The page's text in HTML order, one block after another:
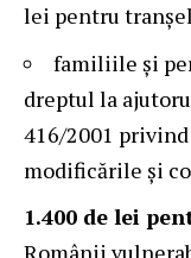
lei pentru
familiile și
dreptul la
416/2001
modificările și
1.400 de lei